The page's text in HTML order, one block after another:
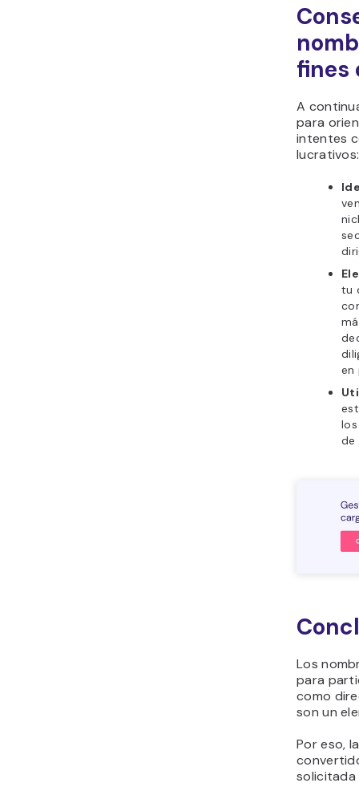
fines
A
para
intentes
lucrativos:
tu
en
de
Los
para
como
son un
Por eso,
solicitada